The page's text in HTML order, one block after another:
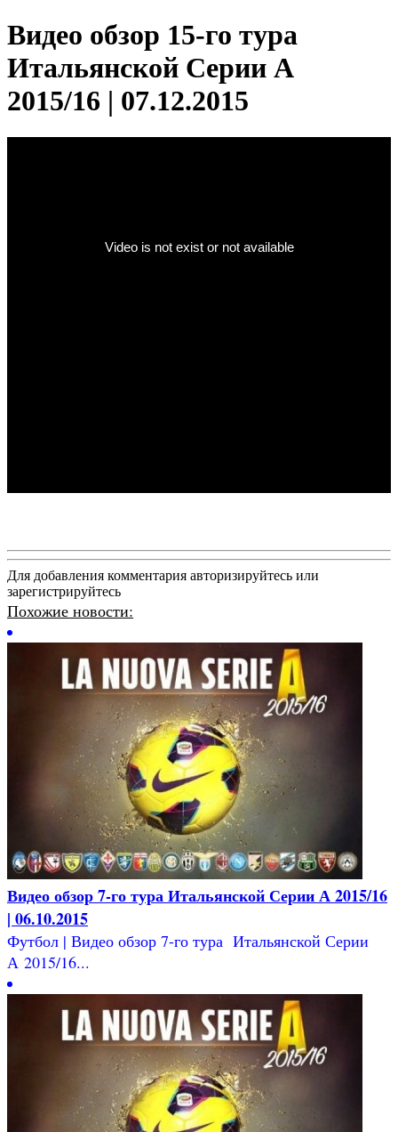
Видео обзор 15-го тура
Итальянской Серии А
2015/16 | 07.12.2015
Для добавления комментария авторизируйтесь или
зарегистрируйтесь
Похожие новости:
Видео обзор 7-го тура Итальянской Серии А 2015/16
| 06.10.2015
Футбол | Видео обзор 7-го тура Итальянской Серии
А 2015/16...